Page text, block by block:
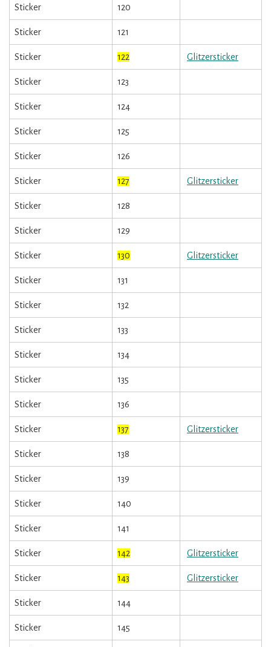
Sticker 120
Sticker 121
Sticker 122 Glitzersticker
Sticker 123
Sticker 124
Sticker 125
Sticker 126
Sticker 127 Glitzersticker
Sticker 128
Sticker 129
Sticker 130 Glitzersticker
Sticker 131
Sticker 132
Sticker 133
Sticker 134
Sticker 135
Sticker 136
Sticker 137 Glitzersticker
Sticker 138
Sticker 139
Sticker 140
Sticker 141
Sticker 142 Glitzersticker
Sticker 143 Glitzersticker
Sticker 144
Sticker 145